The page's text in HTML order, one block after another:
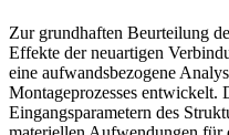
Zur grundhaften Beurteilung
Effekte der neuartigen
eine aufwandsbezogene
Montageprozesses entwickelt.
Eingangsparametern des